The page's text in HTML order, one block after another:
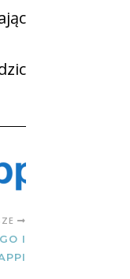
I